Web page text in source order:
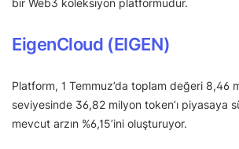
bir Web3 koleksiyon platformudur.
EigenCloud (EIGEN)
Platform, 1 Temmuz’da toplam değeri 8,46
seviyesinde 36,82 milyon token’ı piyasaya
mevcut arzın %6,15’ini oluşturuyor.